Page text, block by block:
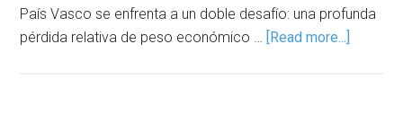
País Vasco se enfrenta a un doble desafío: una profunda
pérdida relativa de peso económico … [Read more...]